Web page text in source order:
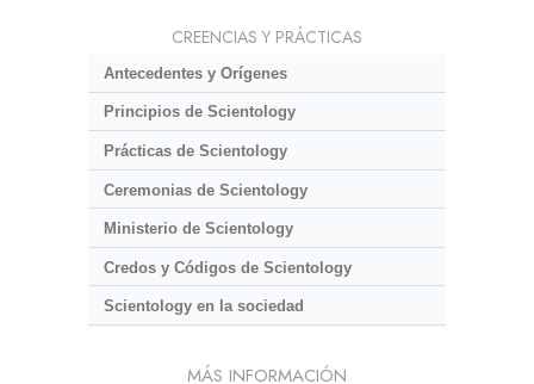
CREENCIAS Y PRÁCTICAS
Antecedentes y Orígenes
Principios de Scientology
Prácticas de Scientology
Ceremonias de Scientology
Ministerio de Scientology
Credos y Códigos de Scientology
Scientology en la sociedad
MÁS INFORMACIÓN